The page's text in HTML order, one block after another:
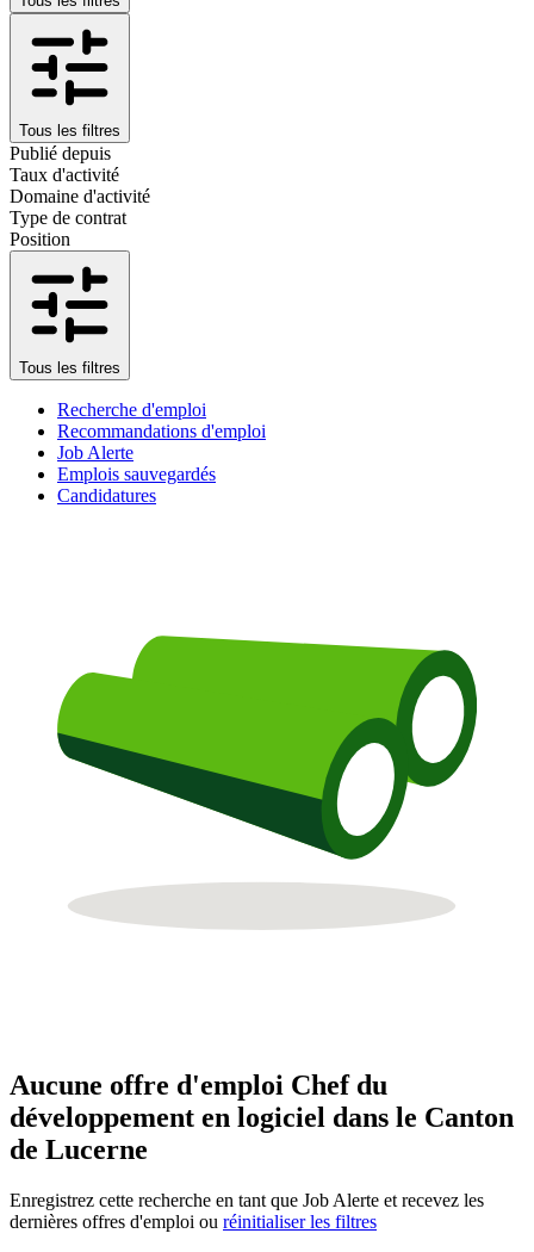
Tous les filtres
Publié depuis
Taux d'activité
Domaine d'activité
Type de contrat
Position
Tous les filtres
Recherche d'emploi
Recommandations d'emploi
Job Alerte
Emplois sauvegardés
Candidatures
Aucune offre d'emploi Chef du
développement en logiciel dans le Canton
de Lucerne
Enregistrez cette recherche en tant que Job Alerte et recevez les
dernières offres d'emploi ou réinitialiser les filtres